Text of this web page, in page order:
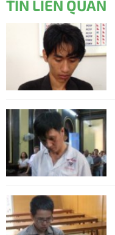
TIN LIÊN QUAN